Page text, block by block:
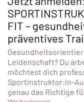
FIT –
präventives
Leidenschaft? Du
möchtest dich
Sportinstruktor:in-
genau das Richtige